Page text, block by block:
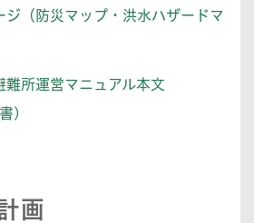
ジ（防災マップ・洪水ハザードマ
難所運営マニュアル本文
)
画